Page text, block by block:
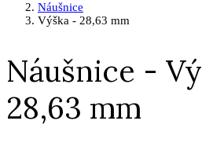
Náušnice
Výška - 28,63 mm
Náušnice -
28,63 mm